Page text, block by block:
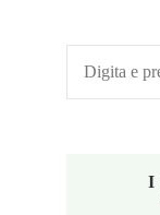
Cerchi
qualcosa?
I